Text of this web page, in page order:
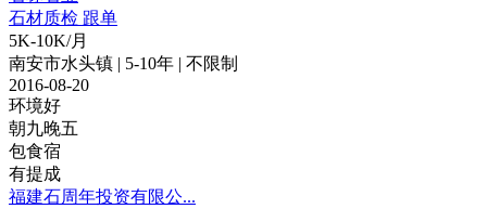
石材质检 跟单
5K-10K/月
南安市水头镇 | 5-10年 | 不限制
2016-08-20
环境好
朝九晚五
包食宿
有提成
福建石周年投资有限公...